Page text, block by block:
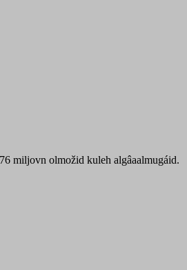
miljovn olmožid kuleh algâaalmugáid.